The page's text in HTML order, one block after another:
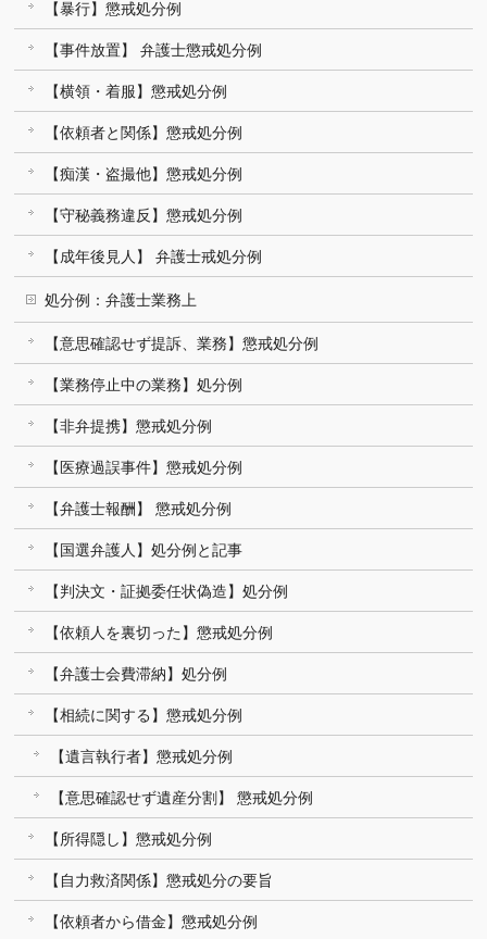
【暴行】懲戒処分例
【事件放置】 弁護士懲戒処分例
【横領・着服】懲戒処分例
【依頼者と関係】懲戒処分例
【痴漢・盗撮他】懲戒処分例
【守秘義務違反】懲戒処分例
【成年後見人】 弁護士戒処分例
処分例：弁護士業務上
【意思確認せず提訴、業務】懲戒処分例
【業務停止中の業務】処分例
【非弁提携】懲戒処分例
【医療過誤事件】懲戒処分例
【弁護士報酬】 懲戒処分例
【国選弁護人】処分例と記事
【判決文・証拠委任状偽造】処分例
【依頼人を裏切った】懲戒処分例
【弁護士会費滞納】処分例
【相続に関する】懲戒処分例
【遺言執行者】懲戒処分例
【意思確認せず遺産分割】 懲戒処分例
【所得隠し】懲戒処分例
【自力救済関係】懲戒処分の要旨
【依頼者から借金】懲戒処分例